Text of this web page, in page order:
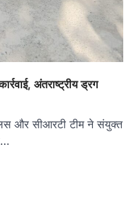
अंतराष्ट्रीय ड्रग
और सीआरटी टीम ने संयुक्त